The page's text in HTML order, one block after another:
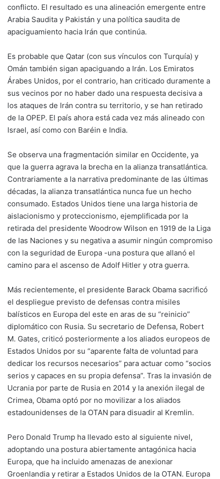
conflicto. El resultado es una alineación emergente entre
Arabia Saudita y Pakistán y una política saudita de
apaciguamiento hacia Irán que continúa.
Es probable que Qatar (con sus vínculos con Turquía) y
Omán también sigan apaciguando a Irán. Los Emiratos
Árabes Unidos, por el contrario, han criticado duramente a
sus vecinos por no haber dado una respuesta decisiva a
los ataques de Irán contra su territorio, y se han retirado
de la OPEP. El país ahora está cada vez más alineado con
Israel, así como con Baréin e India.
Se observa una fragmentación similar en Occidente, ya
que la guerra agrava la brecha en la alianza transatlántica.
Contrariamente a la narrativa predominante de las últimas
décadas, la alianza transatlántica nunca fue un hecho
consumado. Estados Unidos tiene una larga historia de
aislacionismo y proteccionismo, ejemplificada por la
retirada del presidente Woodrow Wilson en 1919 de la Liga
de las Naciones y su negativa a asumir ningún compromiso
con la seguridad de Europa -una postura que allanó el
camino para el ascenso de Adolf Hitler y otra guerra.
Más recientemente, el presidente Barack Obama sacrificó
el despliegue previsto de defensas contra misiles
balísticos en Europa del este en aras de su “reinicio”
diplomático con Rusia. Su secretario de Defensa, Robert
M. Gates, criticó posteriormente a los aliados europeos de
Estados Unidos por su “aparente falta de voluntad para
dedicar los recursos necesarios” para actuar como “socios
serios y capaces en su propia defensa”. Tras la invasión de
Ucrania por parte de Rusia en 2014 y la anexión ilegal de
Crimea, Obama optó por no movilizar a los aliados
estadounidenses de la OTAN para disuadir al Kremlin.
Pero Donald Trump ha llevado esto al siguiente nivel,
adoptando una postura abiertamente antagónica hacia
Europa, que ha incluido amenazas de anexionar
Groenlandia y retirar a Estados Unidos de la OTAN. Europa